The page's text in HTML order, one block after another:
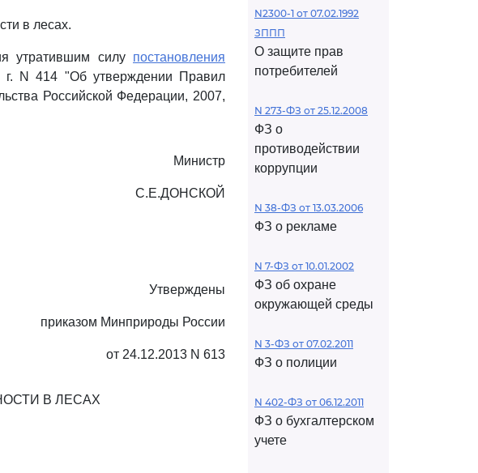
в лесах.
утратившим силу постановления
г. N 414 "Об утверждении Правил
Российской Федерации, 2007,
Министр
С.Е.ДОНСКОЙ
Утверждены
приказом Минприроды России
от 24.12.2013 N 613
В ЛЕСАХ
N2300-1 от 07.02.1992
ЗППП
О защите прав
потребителей
N 273-ФЗ от 25.12.2008
ФЗ о
противодействии
коррупции
N 38-ФЗ от 13.03.2006
ФЗ о рекламе
N 7-ФЗ от 10.01.2002
ФЗ об охране
окружающей среды
N 3-ФЗ от 07.02.2011
ФЗ о полиции
N 402-ФЗ от 06.12.2011
ФЗ о бухгалтерском
учете